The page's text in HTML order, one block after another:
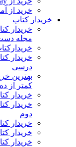
خرید از
خریدار کتاب
خریدار
مجله
خریدار
درسی
بهترین
کمتر از
خریدار
خریدار
دوم
خریدار
خریدار
خریدار